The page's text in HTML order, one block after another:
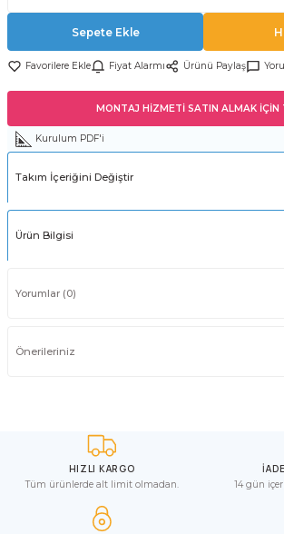
Sepete Ekle
Fiyat Alarmı Ürünü Paylaş
MONTAJ HİZMETİ SATIN ALMAK İÇİN
Kurulum PDF'i
Takım İçeriğini Değiştir
Ürün Bilgisi
Yorumlar (0)
Önerileriniz
HIZLI KARGO
Tüm ürünlerde alt limit olmadan. 14 gün